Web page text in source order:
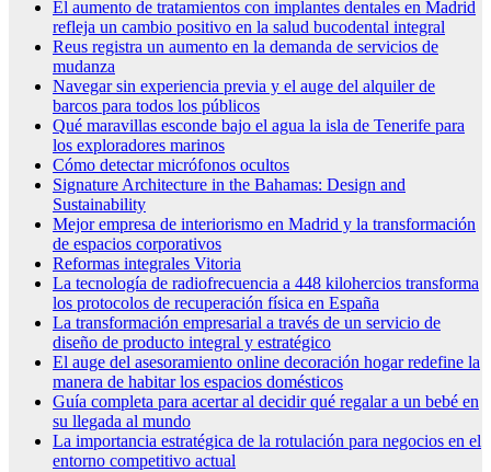
El aumento de tratamientos con implantes dentales en Madrid
refleja un cambio positivo en la salud bucodental integral
Reus registra un aumento en la demanda de servicios de
mudanza
Navegar sin experiencia previa y el auge del alquiler de
barcos para todos los públicos
Qué maravillas esconde bajo el agua la isla de Tenerife para
los exploradores marinos
Cómo detectar micrófonos ocultos
Signature Architecture in the Bahamas: Design and
Sustainability
Mejor empresa de interiorismo en Madrid y la transformación
de espacios corporativos
Reformas integrales Vitoria
La tecnología de radiofrecuencia a 448 kilohercios transforma
los protocolos de recuperación física en España
La transformación empresarial a través de un servicio de
diseño de producto integral y estratégico
El auge del asesoramiento online decoración hogar redefine la
manera de habitar los espacios domésticos
Guía completa para acertar al decidir qué regalar a un bebé en
su llegada al mundo
La importancia estratégica de la rotulación para negocios en el
entorno competitivo actual